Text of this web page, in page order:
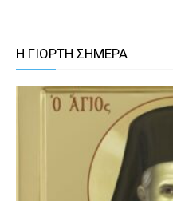
Η ΓΙΟΡΤΗ ΣΗΜΕΡΑ